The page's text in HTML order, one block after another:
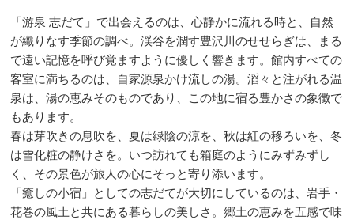
「游泉 志だて」で出会えるのは、心静かに流れる時と、自然
が織りなす季節の調べ。渓谷を潤す豊沢川のせせらぎは、まる
で遠い記憶を呼び覚ますように優しく響きます。館内すべての
客室に満ちるのは、自家源泉かけ流しの湯。滔々と注がれる温
泉は、湯の恵みそのものであり、この地に宿る豊かさの象徴で
もあります。
春は芽吹きの息吹を、夏は緑陰の涼を、秋は紅の移ろいを、冬
は雪化粧の静けさを。いつ訪れても箱庭のようにみずみずし
く、その景色が旅人の心にそっと寄り添います。
「癒しの小宿」としての志だてが大切にしているのは、岩手・
花巻の風土と共にある暮らしの美しさ。郷土の恵みを五感で味